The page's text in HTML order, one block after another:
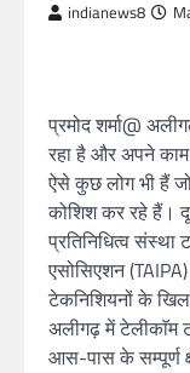
indianews8
प्रमोद शर्मा@
रहा है और अपने काम
ऐसे कुछ लोग भी हैं
कोशिश कर रहे हैं।
प्रतिनिधित्व संस्था
एसोसिएशन
टेकनिशियनों के
अलीगढ़ में टेलीकाॅम
आस-पास के सम्पूर्ण